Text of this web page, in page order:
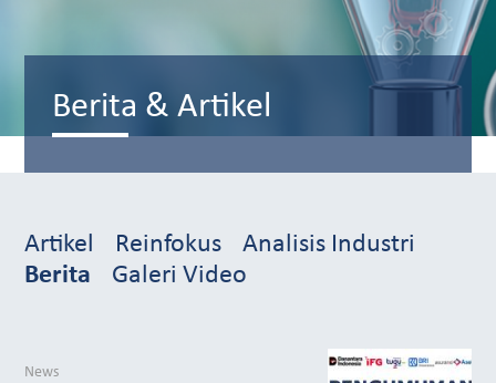
Berita & Artikel
Artikel Reinfokus
Analisis Industri
Berita
Galeri Video
News